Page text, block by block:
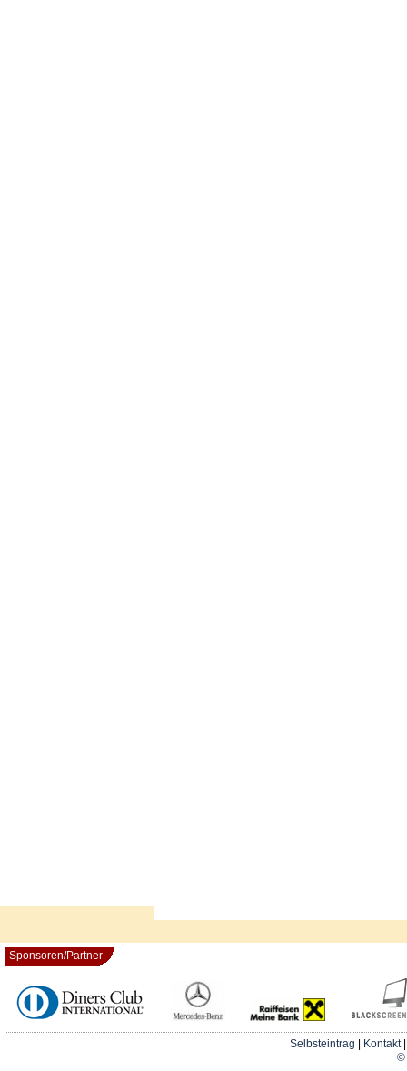
Sponsoren/Partner
Selbsteintrag Kontakt
©